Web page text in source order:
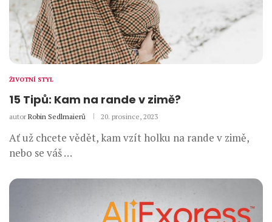
ŽIVOTNÍ STYL
15 Tipů: Kam na rande v zimě?
autor Robin Sedlmaierů 20. prosince, 2023
Ať už chcete vědět, kam vzít holku na rande v zimě,
nebo se váš …